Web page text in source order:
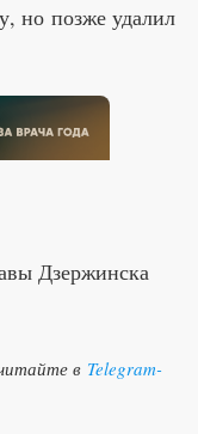
но позже удалил
Дзержинска
в Telegram-